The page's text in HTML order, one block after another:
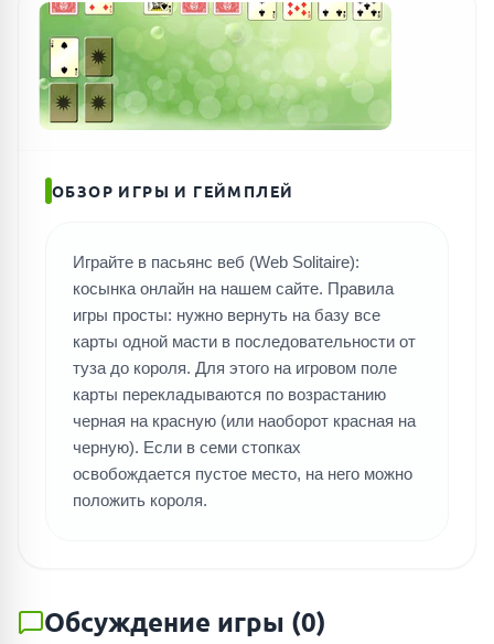
ОБЗОР ИГРЫ И ГЕЙМПЛЕЙ
Играйте в пасьянс веб (Web Solitaire):
косынка онлайн на нашем сайте. Правила
игры просты: нужно вернуть на базу все
карты одной масти в последовательности от
туза до короля. Для этого на игровом поле
карты перекладываются по возрастанию
черная на красную (или наоборот красная на
черную). Если в семи стопках
освобождается пустое место, на него можно
положить короля.
Обсуждение игры (0)